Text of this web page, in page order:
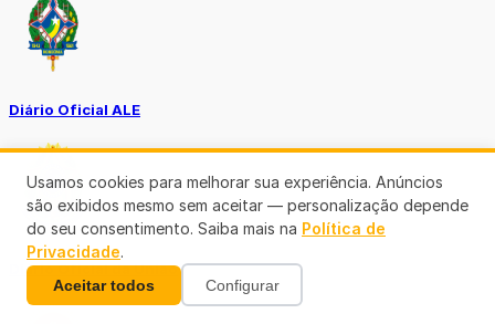
Diário Oficial ALE
Diário Oficial da União
Usamos cookies para melhorar sua experiência. Anúncios
são exibidos mesmo sem aceitar — personalização depende
do seu consentimento. Saiba mais na Política de
Privacidade.
Aceitar todos Configurar